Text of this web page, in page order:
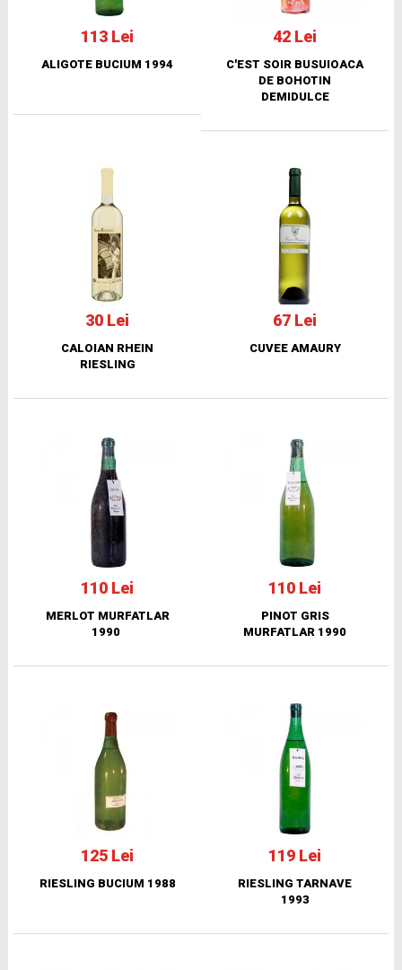
113 Lei
ALIGOTE BUCIUM 1994
42 Lei
C'EST SOIR BUSUIOACA
DE BOHOTIN
DEMIDULCE
30 Lei
CALOIAN RHEIN
RIESLING
67 Lei
CUVEE AMAURY
110 Lei
MERLOT MURFATLAR
1990
110 Lei
PINOT GRIS
MURFATLAR 1990
125 Lei
RIESLING BUCIUM 1988
119 Lei
RIESLING TARNAVE
1993